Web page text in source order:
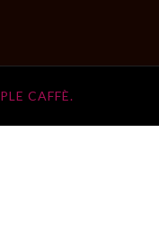
CAFFÈ.